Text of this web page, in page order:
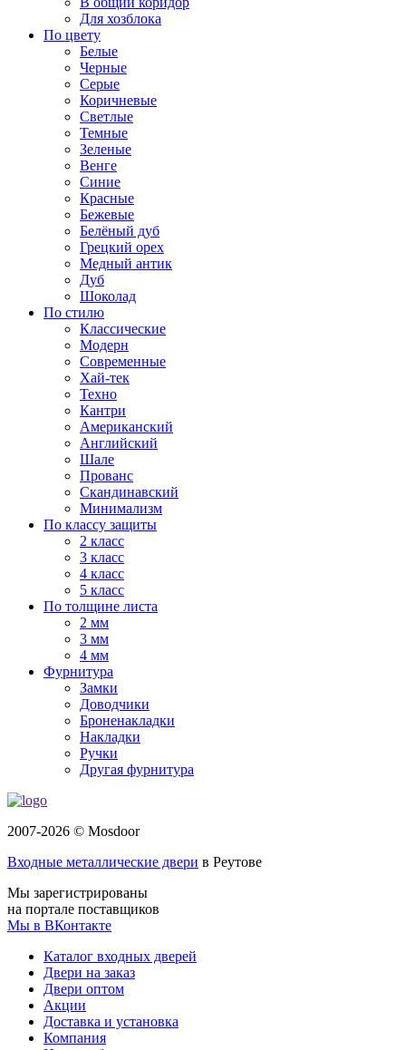
Для хозблока
По цвету
Белые
Черные
Серые
Коричневые
Светлые
Темные
Зеленые
Венге
Синие
Красные
Бежевые
Белёный дуб
Грецкий орех
Медный антик
Дуб
Шоколад
По стилю
Классические
Модерн
Современные
Хай-тек
Техно
Кантри
Американский
Английский
Шале
Прованс
Скандинавский
Минимализм
По классу защиты
2 класс
3 класс
4 класс
5 класс
По толщине листа
2 мм
3 мм
4 мм
Фурнитура
Замки
Доводчики
Броненакладки
Накладки
Ручки
Другая фурнитура
2007-2026 © Mosdoor
Входные металлические двери в Реутове
Мы зарегистрированы
на портале поставщиков
Мы в ВКонтакте
Каталог входных дверей
Двери на заказ
Двери оптом
Акции
Доставка и установка
Компания